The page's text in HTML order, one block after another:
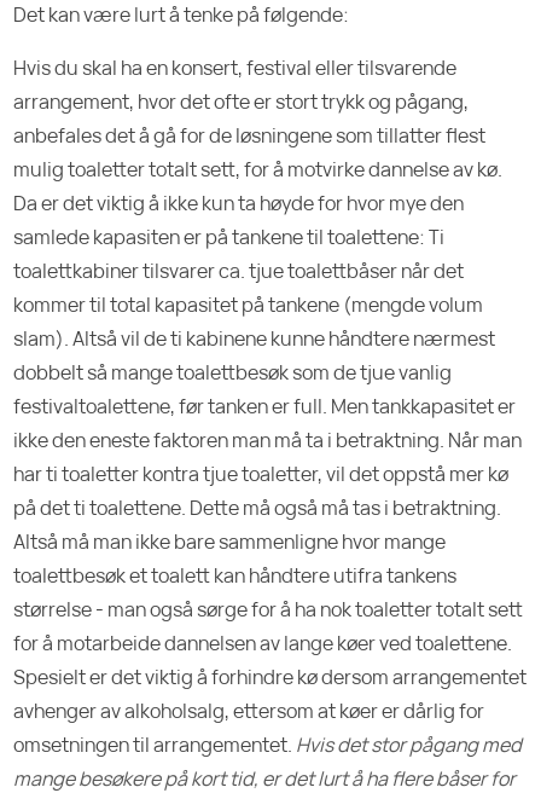
Det kan være lurt å tenke på følgende:
Hvis du skal ha en konsert, festival eller tilsvarende
arrangement, hvor det ofte er stort trykk og pågang,
anbefales det å gå for de løsningene som tillatter flest
mulig toaletter totalt sett, for å motvirke dannelse av kø.
Da er det viktig å ikke kun ta høyde for hvor mye den
samlede kapasiten er på tankene til toalettene: Ti
toalettkabiner tilsvarer ca. tjue toalettbåser når det
kommer til total kapasitet på tankene (mengde volum
slam). Altså vil de ti kabinene kunne håndtere nærmest
dobbelt så mange toalettbesøk som de tjue vanlig
festivaltoalettene, før tanken er full. Men tankkapasitet er
ikke den eneste faktoren man må ta i betraktning. Når man
har ti toaletter kontra tjue toaletter, vil det oppstå mer kø
på det ti toalettene. Dette må også må tas i betraktning.
Altså må man ikke bare sammenligne hvor mange
toalettbesøk et toalett kan håndtere utifra tankens
størrelse - man også sørge for å ha nok toaletter totalt sett
for å motarbeide dannelsen av lange køer ved toalettene.
Spesielt er det viktig å forhindre kø dersom arrangementet
avhenger av alkoholsalg, ettersom at køer er dårlig for
omsetningen til arrangementet. Hvis det stor pågang med
mange besøkere på kort tid, er det lurt å ha flere båser for